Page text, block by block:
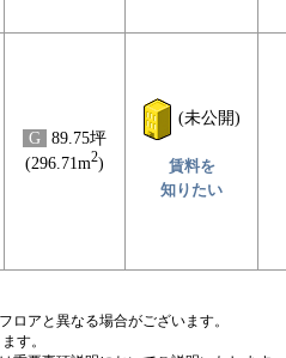
G 89.75坪
(296.71m2)
(未公開)
賃料を
知りたい
アと異なる場合がございます。
す。